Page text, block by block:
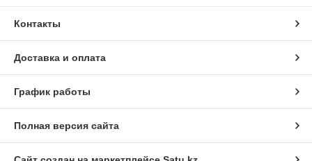
Контакты
Доставка и оплата
График работы
Полная версия сайта